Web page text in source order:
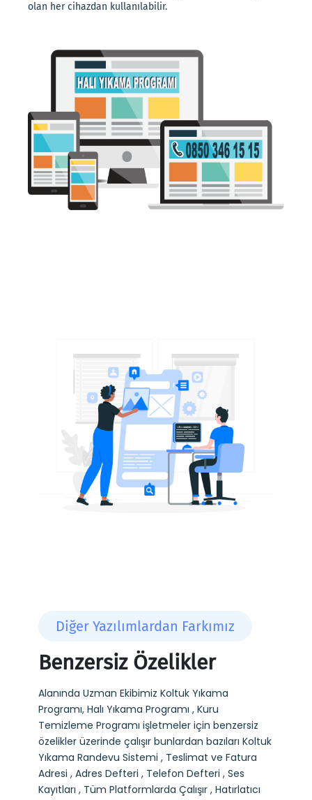
olan her cihazdan kullanılabilir.
Diğer Yazılımlardan Farkımız
Benzersiz Özelikler
Alanında Uzman Ekibimiz Koltuk Yıkama
Programı, Halı Yıkama Programı , Kuru
Temizleme Programı işletmeler için benzersiz
özelikler üzerinde çalışır bunlardan bazıları Koltuk
Yıkama Randevu Sistemi , Teslimat ve Fatura
Adresi , Adres Defteri , Telefon Defteri , Ses
Kayıtları , Tüm Platformlarda Çalışır , Hatırlatıcı